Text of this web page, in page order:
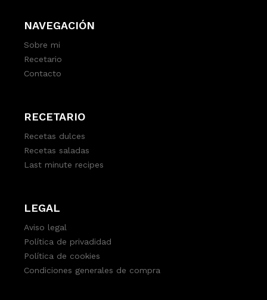
NAVEGACIÓN
Sobre mi
Recetario
Contacto
RECETARIO
Recetas dulces
Recetas saladas
Last minute recipes
LEGAL
Aviso legal
Política de privadidad
Política de cookies
Condiciones generales de compra